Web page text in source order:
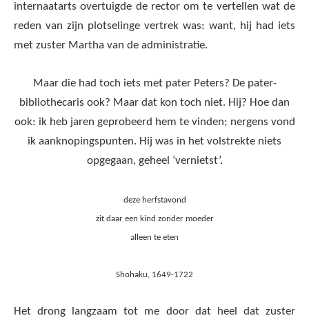
internaatarts overtuigde de rector om te vertellen wat de
reden van zijn plotselinge vertrek was: want, hij had iets
met zuster Martha van de administratie.
Maar die had toch iets met pater Peters? De pater-
bibliothecaris ook? Maar dat kon toch niet. Hij? Hoe dan
ook: ik heb jaren geprobeerd hem te vinden; nergens vond
ik aanknopingspunten. Hij was in het volstrekte niets
opgegaan, geheel ‘vernietst’.
deze herfstavond
zit daar een kind zonder moeder
alleen te eten
Shohaku, 1649-1722
Het drong langzaam tot me door dat heel dat zuster